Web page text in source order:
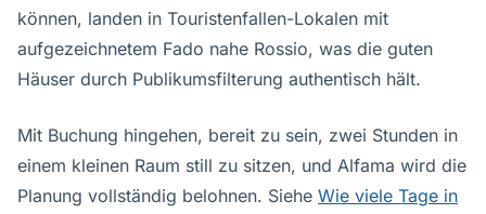
können, landen in Touristenfallen-Lokalen mit
aufgezeichnetem Fado nahe Rossio, was die guten
Häuser durch Publikumsfilterung authentisch hält.
Mit Buchung hingehen, bereit zu sein, zwei Stunden in
einem kleinen Raum still zu sitzen, und Alfama wird die
Planung vollständig belohnen. Siehe Wie viele Tage in